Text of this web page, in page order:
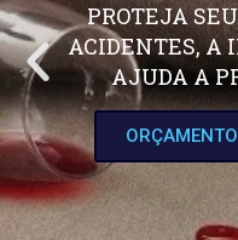
PROTEJA
ACIDENTES, A
AJUDA A